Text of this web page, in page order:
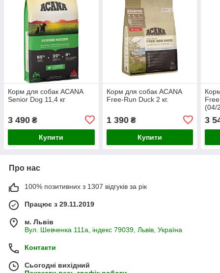
Корм для собак ACANA
Senior Dog 11,4 кг
3 490 ₴
Купити
Корм для собак ACANA
Free-Run Duck 2 кг.
1 390₴
Купити
(04/
3
Про нас
100% позитивних з 1307 відгуків за рік
Працює з 29.11.2019
м. Львів
Вул. Шевченка 111а, індекс 79039, Львів, Україна
Контакти
Сьогодні вихідний